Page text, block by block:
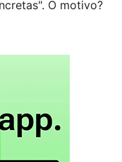
O motivo?